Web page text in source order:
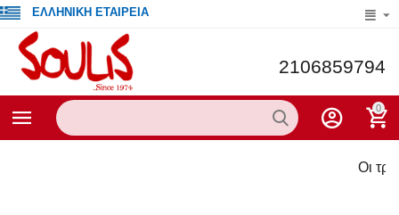
ΕΛΛΗΝΙΚΗ ΕΤΑΙΡΕΙΑ
2106859794
0
Οι τρέχουσες